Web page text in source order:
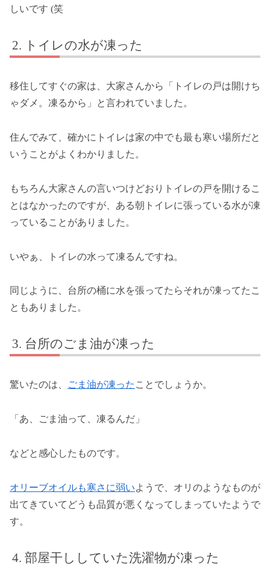
しいです (笑
トイレの水が凍った
移住してすぐの家は、大家さんから「トイレの戸は開けち
ゃダメ。凍るから」と言われていました。
住んでみて、確かにトイレは家の中でも最も寒い場所だと
いうことがよくわかりました。
もちろん大家さんの言いつけどおりトイレの戸を開けるこ
とはなかったのですが、ある朝トイレに張っている水が凍
っていることがありました。
いやぁ、トイレの水って凍るんですね。
同じように、台所の桶に水を張ってたらそれが凍ってたこ
ともありました。
台所のごま油が凍った
驚いたのは、 ごま油が凍った ことでしょうか。
「あ、ごま油って、凍るんだ」
などと感心したものです。
オリーブオイルも寒さに弱いようで、オリのようなものが
出てきていてどうも品質が悪くなってしまっていたようで
す。
部屋干ししていた洗濯物が凍った